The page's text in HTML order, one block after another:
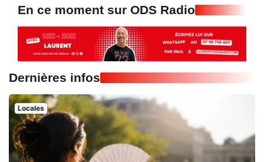
En ce moment sur ODS Radio
Dernières infos
Locales